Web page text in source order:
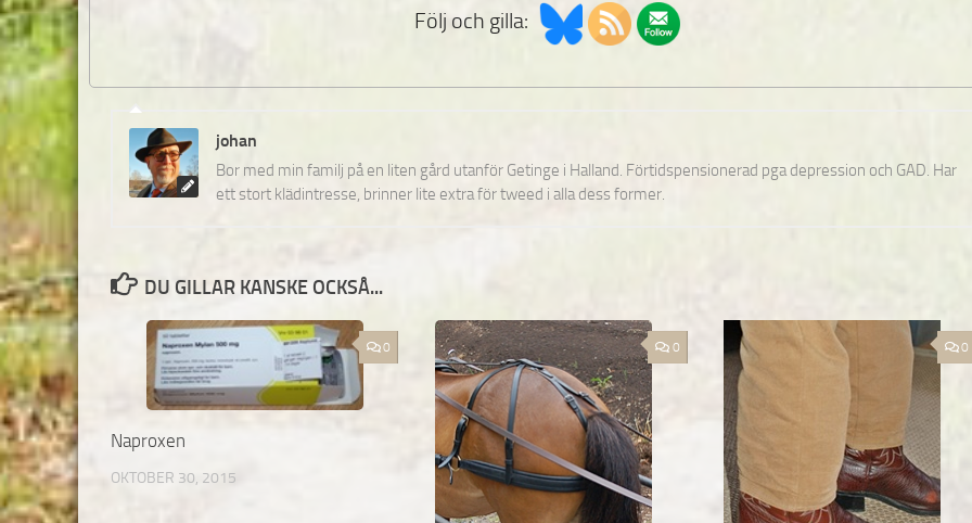
Följ och gilla:
johan
Bor med min familj på en liten gård utanför Getinge i Halland. Förtidspensionerad pga depression och GAD. Har
ett stort klädintresse, brinner lite extra för tweed i alla dess former.
DU GILLAR KANSKE OCKSÅ...
0
Naproxen
OKTOBER 30, 2015
0 0